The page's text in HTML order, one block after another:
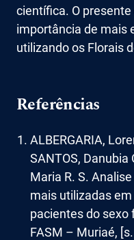
científica. O
importância de mais
utilizando os Florais
Referências
ALBERGARIA,
SANTOS, Danubia
Maria R. S.
mais utilizadas
pacientes do sexo
FASM – Muriaé,